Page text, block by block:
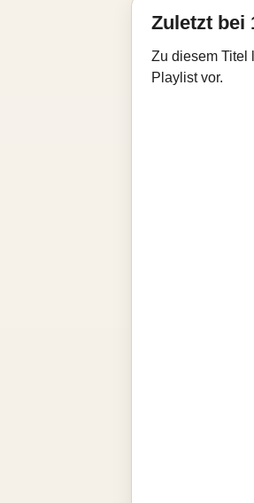
Zuletzt bei
Zu diesem Titel
Playlist vor.